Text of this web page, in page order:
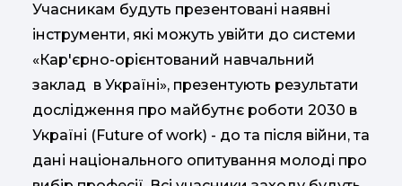
Учасникам будуть презентовані наявні
інструменти, які можуть увійти до системи
«Кар'єрно-орієнтований навчальний
заклад в Україні», презентують результати
дослідження про майбутнє роботи 2030 в
Україні (Future of work) - до та після війни, та
дані національного опитування молоді про